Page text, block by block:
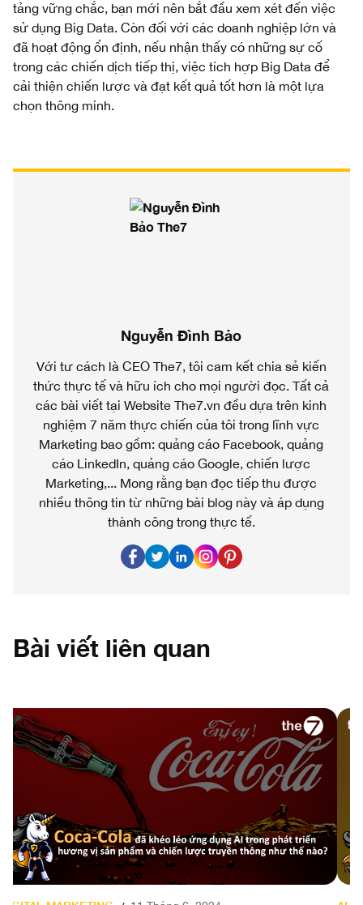
tảng vững chắc, bạn mới nên bắt đầu xem xét đến việc
sử dụng Big Data. Còn đối với các doanh nghiệp lớn và
đã hoạt động ổn định, nếu nhận thấy có những sự cố
trong các chiến dịch tiếp thị, việc tích hợp Big Data để
cải thiện chiến lược và đạt kết quả tốt hơn là một lựa
chọn thông minh.
Nguyễn Đình Bảo
Với tư cách là CEO The7, tôi cam kết chia sẻ kiến
thức thực tế và hữu ích cho mọi người đọc. Tất cả
các bài viết tại Website The7.vn đều dựa trên kinh
nghiệm 7 năm thực chiến của tôi trong lĩnh vực
Marketing bao gồm: quảng cáo Facebook, quảng
cáo LinkedIn, quảng cáo Google, chiến lược
Marketing,... Mong rằng bạn đọc tiếp thu được
nhiều thông tin từ những bài blog này và áp dụng
thành công trong thực tế.
Bài viết liên quan